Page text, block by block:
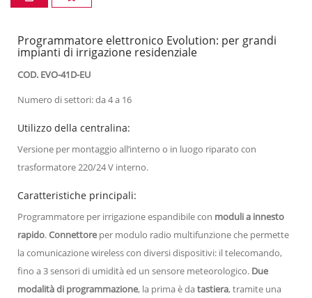
Programmatore elettronico Evolution: per grandi
impianti di irrigazione residenziale
COD. EVO-41D-EU
Numero di settori: da 4 a 16
Utilizzo della centralina:
Versione per montaggio all’interno o in luogo riparato con
trasformatore 220/24 V interno.
Caratteristiche principali:
Programmatore per irrigazione espandibile con moduli a innesto
rapido.Connettore per modulo radio multifunzione che permette
la comunicazione wireless con diversi dispositivi: il telecomando,
fino a 3 sensori di umidità ed un sensore meteorologico. Due
modalità di programmazione, la prima è datastiera, tramite una